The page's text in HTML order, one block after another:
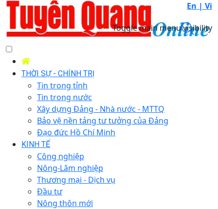
En | Vi
Toggle main menu visibility
THỜI SỰ - CHÍNH TRỊ
Tin trong tỉnh
Tin trong nước
Xây dựng Đảng - Nhà nước - MTTQ
Bảo vệ nền tảng tư tưởng của Đảng
Đạo đức Hồ Chí Minh
KINH TẾ
Công nghiệp
Nông-Lâm nghiệp
Thương mại - Dịch vụ
Đầu tư
Nông thôn mới